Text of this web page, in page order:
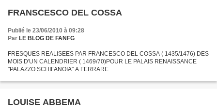
FRANSCESCO DEL COSSA
Publié le 23/06/2010 à 09:28
Par LE BLOG DE FANFG
FRESQUES REALISEES PAR FRANCESCO DEL COSSA ( 1435/1476) DES
MOIS D'UN CALENDRIER ( 1469/70)POUR LE PALAIS RENAISSANCE
"PALAZZO SCHIFANOIA" A FERRARE
LOUISE ABBEMA